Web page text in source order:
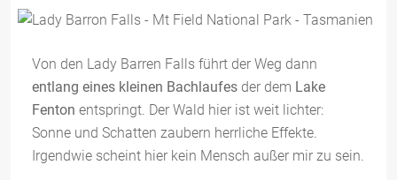
Von den Lady Barren Falls führt der Weg dann
entlang eines kleinen Bachlaufes der dem Lake
Fenton entspringt. Der Wald hier ist weit lichter:
Sonne und Schatten zaubern herrliche Effekte.
Irgendwie scheint hier kein Mensch außer mir zu sein.